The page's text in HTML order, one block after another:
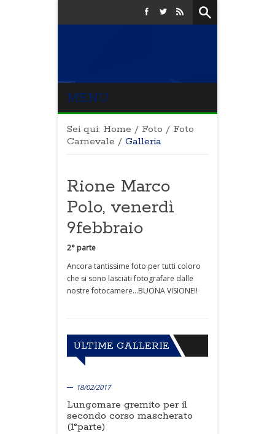
MENU
Sei qui: Home / Foto / Foto
Carnevale / Galleria
Rione Marco
Polo, venerdì
9febbraio
2° parte
Ancora tantissime foto per tutti coloro
che si sono lasciati fotografare dalle
nostre fotocamere...BUONA VISIONE!!
ULTIME GALLERIE
18/02/2017
Lungomare gremito per il
secondo corso mascherato
(1°parte)